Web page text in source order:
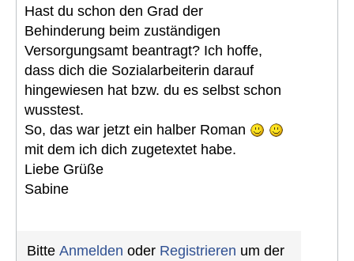
Hast du schon den Grad der
Behinderung beim zuständigen
Versorgungsamt beantragt? Ich hoffe,
dass dich die Sozialarbeiterin darauf
hingewiesen hat bzw. du es selbst schon
wusstest.
So, das war jetzt ein halber Roman
mit dem ich dich zugetextet habe.
Liebe Grüße
Sabine
Bitte Anmelden oder Registrieren um der